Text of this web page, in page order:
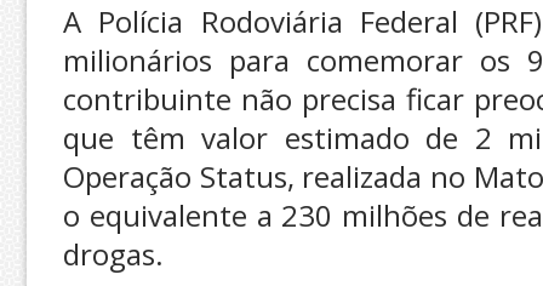
A Polícia Rodoviária Federal
milionários para comemorar os
contribuinte não precisa ficar
que têm valor estimado de 2
Operação Status, realizada no
o equivalente a 230 milhões de
drogas.